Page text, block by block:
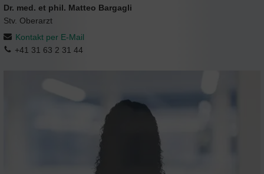
Dr. med. et phil. Matteo Bargagli
Stv. Oberarzt
Kontakt per E-Mail
+41 31 63 2 31 44